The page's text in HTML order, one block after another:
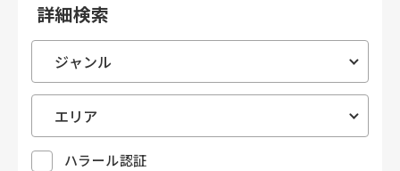
詳細検索
ハラール認証